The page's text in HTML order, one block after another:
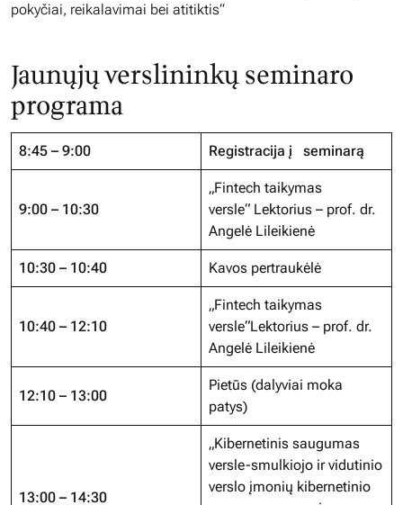
pokyčiai, reikalavimai bei atitiktis“
Jaunųjų verslininkų seminaro
programa
8:45 – 9:00 Registracija į seminarą
9:00 – 10:30
„Fintech taikymas
versle“ Lektorius – prof. dr.
Angelė Lileikienė
10:30 – 10:40 Kavos pertraukėlė
10:40 – 12:10
„Fintech taikymas
versle“Lektorius – prof. dr.
Angelė Lileikienė
12:10 – 13:00
Pietūs (dalyviai moka
patys)
13:00 – 14:30
„Kibernetinis saugumas
versle-smulkiojo ir vidutinio
verslo įmonių kibernetinio